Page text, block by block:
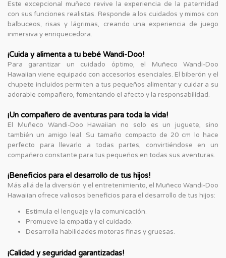
Este excepcional muñeco revive la experiencia de la paternidad
con sus funciones realistas. Responde a los cuidados y mimos con
balbuceos, risas y lágrimas, creando una experiencia de juego
inmersiva y enriquecedora.
¡Cuida y alimenta a tu bebé Wandi-Doo!
Para garantizar un cuidado óptimo, el Muñeco Wandi-Doo
Hawaiian viene equipado con accesorios esenciales. El biberón y el
chupete incluidos permiten a tus pequeños alimentar y cuidar a su
adorable compañero, fomentando el afecto y la responsabilidad.
¡Un compañero de aventuras para toda la vida!
El Muñeco Wandi-Doo Hawaiian no solo es un juguete, sino
también un amigo leal. Su tamaño compacto de 20 cm lo hace
perfecto para llevarlo a todas partes, convirtiéndose en un
compañero constante para tus pequeños en todas sus aventuras.
¡Beneficios para el desarrollo de tus hijos!
Más allá de la diversión y el entretenimiento, el Muñeco Wandi-Doo
Hawaiian ofrece valiosos beneficios para el desarrollo de tus hijos:
Estimula el lenguaje y la comunicación.
Promueve la empatía y el cuidado.
Desarrolla habilidades motoras finas y gruesas.
¡Calidad y seguridad garantizadas!